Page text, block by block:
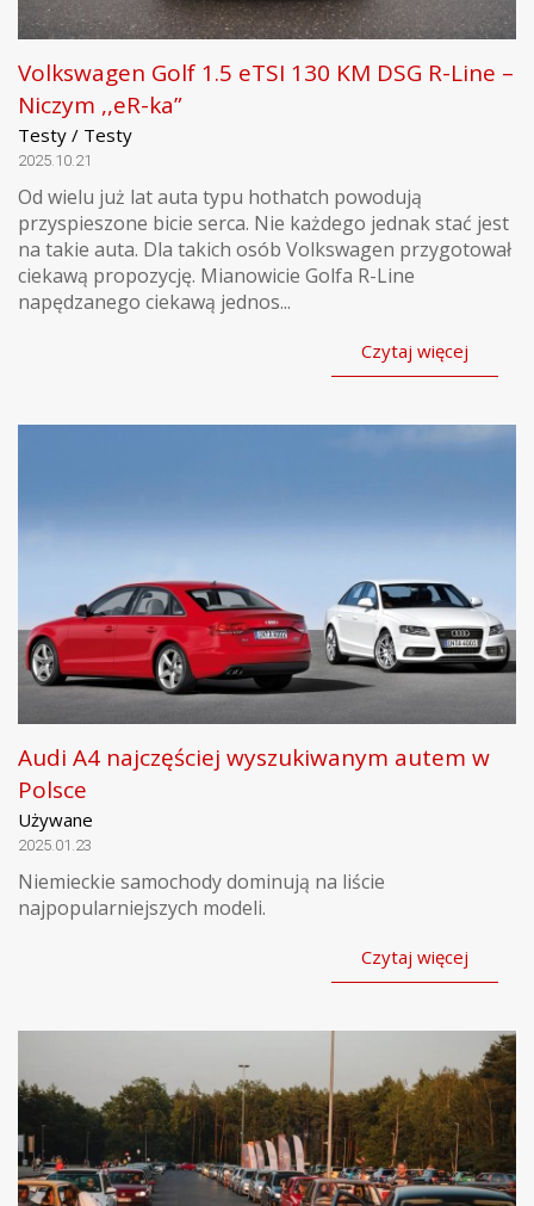
Volkswagen Golf 1.5 eTSI 130 KM DSG R-Line –
Niczym ,,eR-ka”
Testy / Testy
2025.10.21
Od wielu już lat auta typu hothatch powodują
przyspieszone bicie serca. Nie każdego jednak stać jest
na takie auta. Dla takich osób Volkswagen przygotował
ciekawą propozycję. Mianowicie Golfa R-Line
napędzanego ciekawą jednos...
Czytaj więcej
Audi A4 najczęściej wyszukiwanym autem w
Polsce
Używane
2025.01.23
Niemieckie samochody dominują na liście
najpopularniejszych modeli.
Czytaj więcej